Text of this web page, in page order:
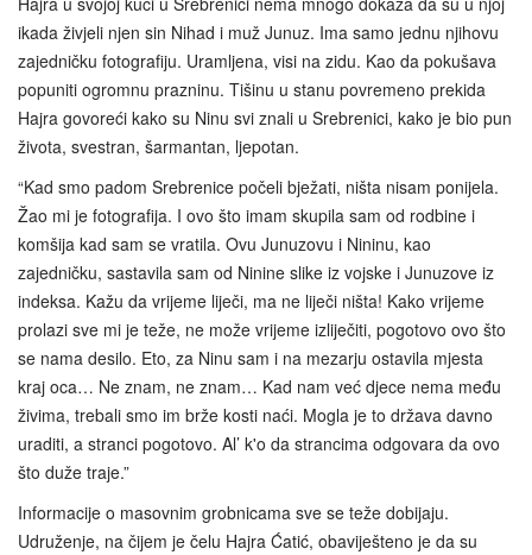
ikada živjeli njen sin Nihad i muž Junuz. Ima samo jednu njihovu
zajedničku fotografiju. Uramljena, visi na zidu. Kao da pokušava
popuniti ogromnu prazninu. Tišinu u stanu povremeno prekida
Hajra govoreći kako su Ninu svi znali u Srebrenici, kako je bio pun
života, svestran, šarmantan, ljepotan.
“Kad smo padom Srebrenice počeli bježati, ništa nisam ponijela.
Žao mi je fotografija. I ovo što imam skupila sam od rodbine i
komšija kad sam se vratila. Ovu Junuzovu i Nininu, kao
zajedničku, sastavila sam od Ninine slike iz vojske i Junuzove iz
indeksa. Kažu da vrijeme liječi, ma ne liječi ništa! Kako vrijeme
prolazi sve mi je teže, ne može vrijeme izliječiti, pogotovo ovo što
se nama desilo. Eto, za Ninu sam i na mezarju ostavila mjesta
kraj oca… Ne znam, ne znam… Kad nam već djece nema među
živima, trebali smo im brže kosti naći. Mogla je to država davno
uraditi, a stranci pogotovo. Al’ k'o da strancima odgovara da ovo
što duže traje.”
Informacije o masovnim grobnicama sve se teže dobijaju.
Udruženje, na čijem je čelu Hajra Ćatić, obaviješteno je da su